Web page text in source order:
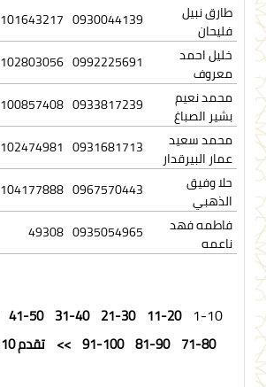
طارق نبيل
فليحان
0930044139
101643217
خليل احمد
معروف
0992225691
102803056
محمد نعيم
بشير الصباغ
0933817239
100857408
محمد سعيد
عمار البيرقدار
0931681713
102474981
حلا وفيق
الذهبي
0967570443
104177888
فاطمه فهد
ناعمه
0935054965
49308
11-20
21-30
31-40
41-50
71-80
81-90
91-100
>> تقدم 10 صفحة